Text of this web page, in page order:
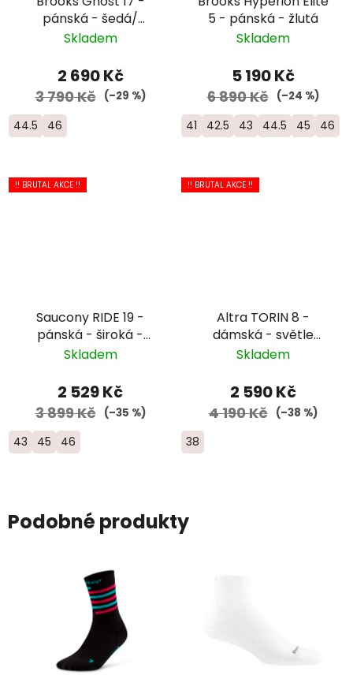
pánská - šedá/
černá/limetková
Skladem
2 690 Kč
3 790 Kč (–29 %)
44.5 46
5 - pánská - žlutá
Skladem
5 190 Kč
6 890 Kč (–24 %)
41 42.5 43 44.5 45 46
!! BRUTAL AKCE !!
Saucony RIDE 19 -
pánská - široká -
černá/bílá
Skladem
2 529 Kč
3 899 Kč (–35 %)
43 45 46
!! BRUTAL AKCE !!
Altra TORIN 8 -
dámská - světle
modrá
Skladem
2 590 Kč
4 190 Kč (–38 %)
38
Podobné produkty